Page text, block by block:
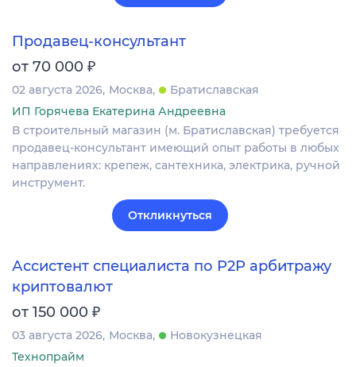
Продавец-консультант
от 70 000 ₽
02 августа 2026 Москва
Братиславская
ИП Горячева Екатерина Андреевна
В строительный магазин (м. Братиславская) требуется
продавец-консультант имеющий опыт работы в любых
направлениях: крепеж, сантехника, электрика, ручной
инструмент.
Откликнуться
Ассистент специалиста по P2P арбитражу
криптовалют
от 150 000 ₽
03 августа 2026 Москва
Новокузнецкая
Технопрайм